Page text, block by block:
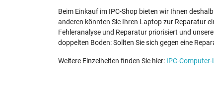
Beim Einkauf im IPC-Shop bieten wir Ihnen
anderen könnten Sie Ihren Laptop zur Reparatur
Fehleranalyse und Reparatur priorisiert und
doppelten Boden: Sollten Sie sich gegen eine
Weitere Einzelheiten finden Sie hier: IPC-